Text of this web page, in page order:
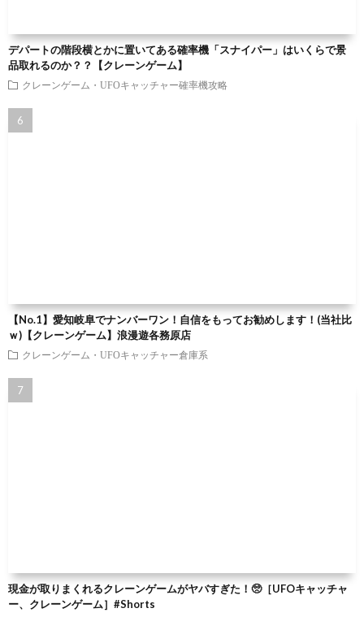
デパートの階段横とかに置いてある確率機「スナイパー」はいくらで景
品取れるのか？？【クレーンゲーム】
クレーンゲーム・UFOキャッチャー確率機攻略
【No.1】愛知岐阜でナンバーワン！自信をもってお勧めします！(当社比
ｗ)【クレーンゲーム】浪漫遊各務原店
クレーンゲーム・UFOキャッチャー倉庫系
現金が取りまくれるクレーンゲームがヤバすぎた！🥺［UFOキャッチャ
ー、クレーンゲーム］#Shorts